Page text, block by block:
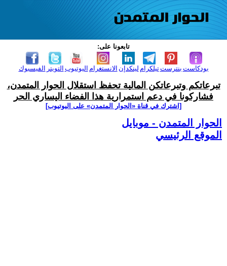
تابعونا على:
الفيسبوك التويتر اليوتيوب الانستغرام لينكدإن تيلكرامبنترست بودكاست
تبرعاتكم وتبرعاتكن المالية تحفظ استقلال الحوار المتمدن،
فشاركونا في دعم استمرارية هذا الفضاء اليساري الحر
[اشترك في قناة ‫«الحوار المتمدن» على اليوتيوب]
الحوار المتمدن - موبايل
الموقع الرئيسي